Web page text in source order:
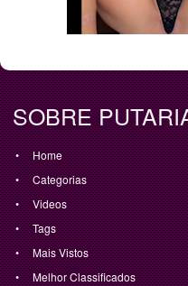
SOBRE
Home
Categorias
Videos
Tags
Mais Vistos
Melhor Classificados